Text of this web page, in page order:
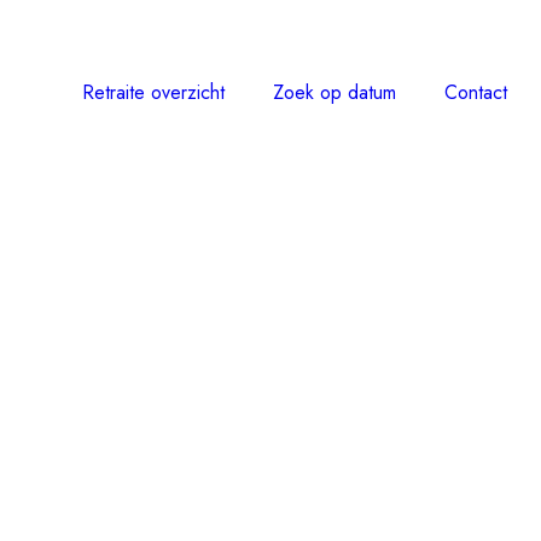
Retraite overzicht Zoek op datum Contact